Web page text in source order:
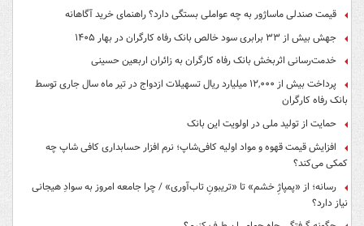
قیمت صندلی ماساژور به چه عواملی بستگی دارد؟ راهنمای خرید آگاهانه
جهش بیش از ۳۳ برابری سود خالص بانک رفاه کارگران در بهار ۱۴۰۵
خدمت‌رسانی اثربخش بانک رفاه کارگران به زائران اربعین حسینی
پرداخت بیش از ۱۲,۰۰۰ میلیارد ریال تسهیلات ازدواج در تیر ماه سال جاری توسط
بانک رفاه کارگران
حمایت از تولید ملی در اولویت این بانک
افزایش قیمت قهوه و مواد اولیه کافی‌شاپ؛ نرم افزار حسابداری کافی شاپ چه
کمکی می‌کند؟
رسانه؛ از «پمپاژِ خشم» تا «تریبونِ تاب‌آوری» / چرا جامعه امروز به سوادِ هیجانی
نیاز دارد؟